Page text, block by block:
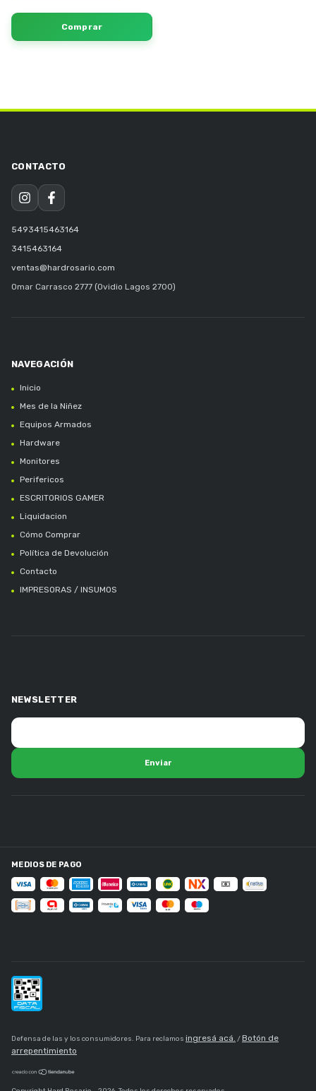
5493415463164
3415463164
ventas@hardrosario.com
Omar Carrasco 2777 (Ovidio Lagos 2700)
Inicio
Mes de la Niñez
Equipos Armados
Hardware
Monitores
Perifericos
ESCRITORIOS GAMER
Liquidacion
Cómo Comprar
Política de Devolución
Contacto
IMPRESORAS / INSUMOS
NEWSLETTER
MEDIOS DE PAGO
Defensa de las y los consumidores. Para reclamos ingresá acá. /Botón de
arrepentimiento